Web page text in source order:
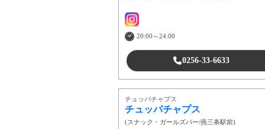
20:00～24:00
0256-33-6633
チュッパチャプス
チュッパチャプス
(スナック・ガールズバー/燕三条駅前)